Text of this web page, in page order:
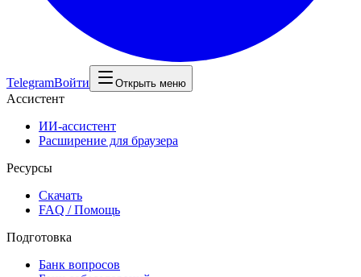
TelegramВойти Открыть меню
Ассистент
ИИ-ассистент
Расширение для браузера
Ресурсы
Скачать
FAQ / Помощь
Подготовка
Банк вопросов